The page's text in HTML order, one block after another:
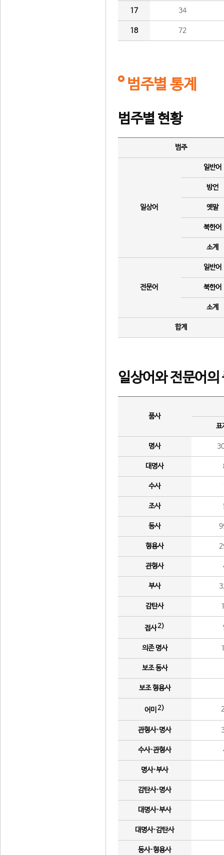
17 34
18 72
범주별 통계
범주별 현황
범주
일상어
일반어
방언
옛말
북한어
소계
전문어
일반어
북한어
소계
합계
일상어와 전문어의
품사
표
명사
대명사
수사
조사
동사
형용사
관형사
부사
감탄사
접사2)
의존 명사
보조 동사
보조 형용사
어미 2)
관형사·명사
수사·관형사
명사·부사
감탄사·명사
대명사·부사
대명사·감탄사
동사·형용사